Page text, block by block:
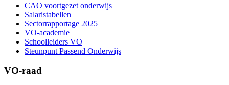
CAO voortgezet onderwijs
Salaristabellen
Sectorrapportage 2025
VO-academie
Schoolleiders VO
Steunpunt Passend Onderwijs
VO-raad